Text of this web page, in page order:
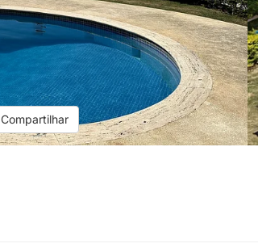
Compartilhar